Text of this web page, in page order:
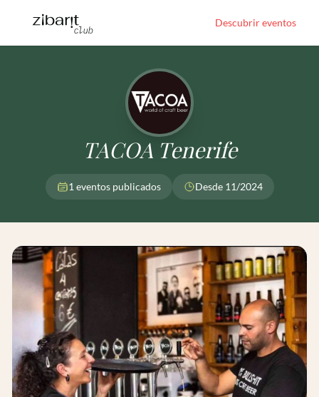
Descubrir eventos
TACOA Tenerife
1 eventos publicados Desde 11/2024